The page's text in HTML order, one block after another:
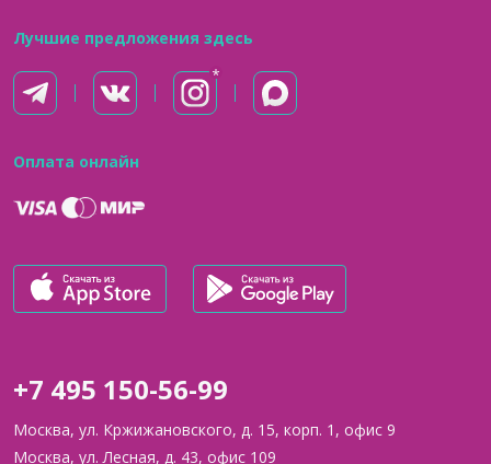
Лучшие предложения здесь
Оплата онлайн
+7 495 150-56-99
Москва, ул. Кржижановского, д. 15, корп. 1, офис 9
Москва, ул. Лесная, д. 43, офис 109